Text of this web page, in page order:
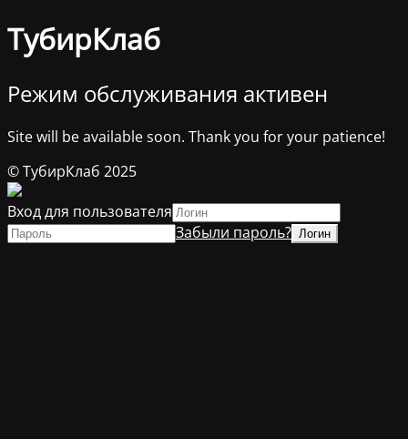
ТубирКлаб
Режим обслуживания активен
Site will be available soon. Thank you for your patience!
© ТубирКлаб 2025
Вход для пользователя
Забыли пароль?